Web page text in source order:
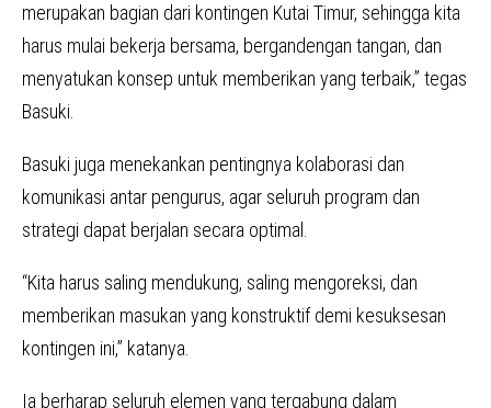
merupakan bagian dari kontingen Kutai Timur, sehingga kita
harus mulai bekerja bersama, bergandengan tangan, dan
menyatukan konsep untuk memberikan yang terbaik,” tegas
Basuki.
Basuki juga menekankan pentingnya kolaborasi dan
komunikasi antar pengurus, agar seluruh program dan
strategi dapat berjalan secara optimal.
“Kita harus saling mendukung, saling mengoreksi, dan
memberikan masukan yang konstruktif demi kesuksesan
kontingen ini,” katanya.
Ia berharap seluruh elemen yang tergabung dalam